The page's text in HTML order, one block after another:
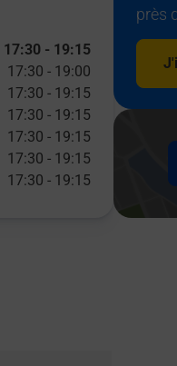
17:30 - 19:15
17:30 - 19:00
17:30 - 19:15
17:30 - 19:15
17:30 - 19:15
17:30 - 19:15
17:30 - 19:15
près